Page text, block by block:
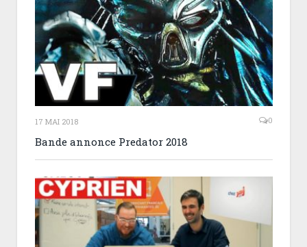
17 MAI 2018 0
Bande annonce Predator 2018